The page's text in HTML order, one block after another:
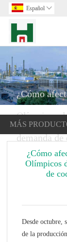
Español 
¿Cómo
Olímpicos
demanda de
MÁS
¿Cómo
Olímpicos
de
Desde octubre,
de la